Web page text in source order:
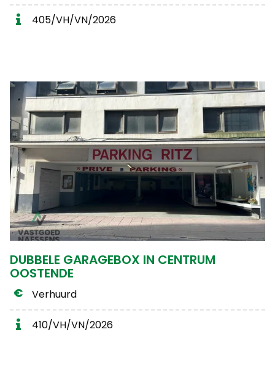
405/VH/VN/2026
DUBBELE GARAGEBOX IN CENTRUM
OOSTENDE
Verhuurd
410/VH/VN/2026